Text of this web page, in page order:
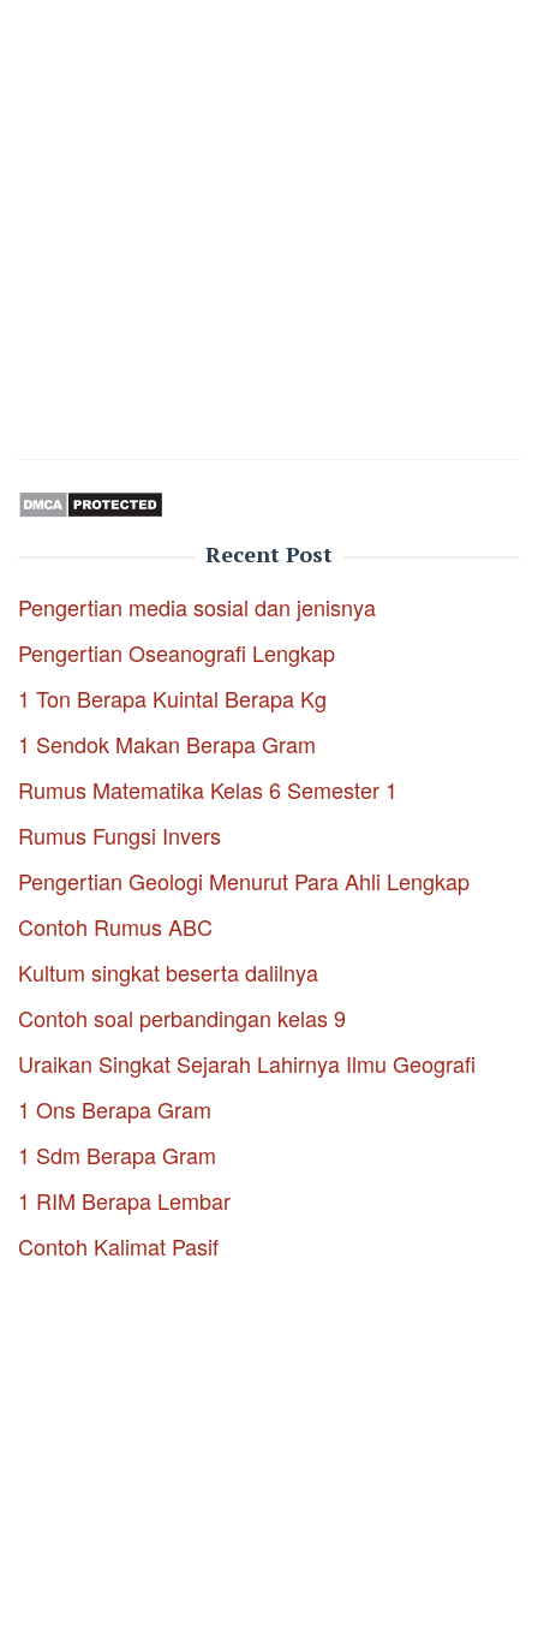
Recent Post
Pengertian media sosial dan jenisnya
Pengertian Oseanografi Lengkap
1 Ton Berapa Kuintal Berapa Kg
1 Sendok Makan Berapa Gram
Rumus Matematika Kelas 6 Semester 1
Rumus Fungsi Invers
Pengertian Geologi Menurut Para Ahli Lengkap
Contoh Rumus ABC
Kultum singkat beserta dalilnya
Contoh soal perbandingan kelas 9
Uraikan Singkat Sejarah Lahirnya Ilmu Geografi
1 Ons Berapa Gram
1 Sdm Berapa Gram
1 RIM Berapa Lembar
Contoh Kalimat Pasif